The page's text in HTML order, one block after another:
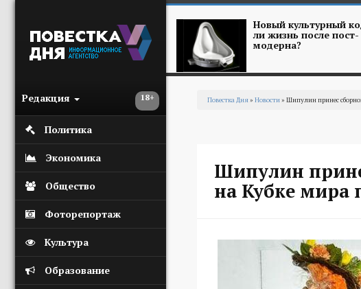
18+
Редакция
Политика
Экономика
Общество
Фоторепортаж
Культура
Образование
Новый культурный
ли жизнь после пост-
модерна?
Повестка Дня» Новости» Шипулин принес
Шипулин
на Кубке мира